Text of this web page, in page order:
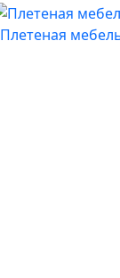
Плетеная